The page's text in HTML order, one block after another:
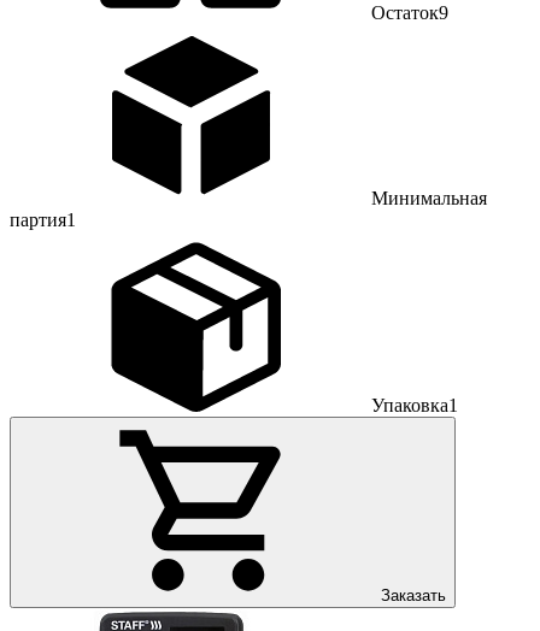
Остаток9
Минимальная
партия1
Упаковка1
Заказать